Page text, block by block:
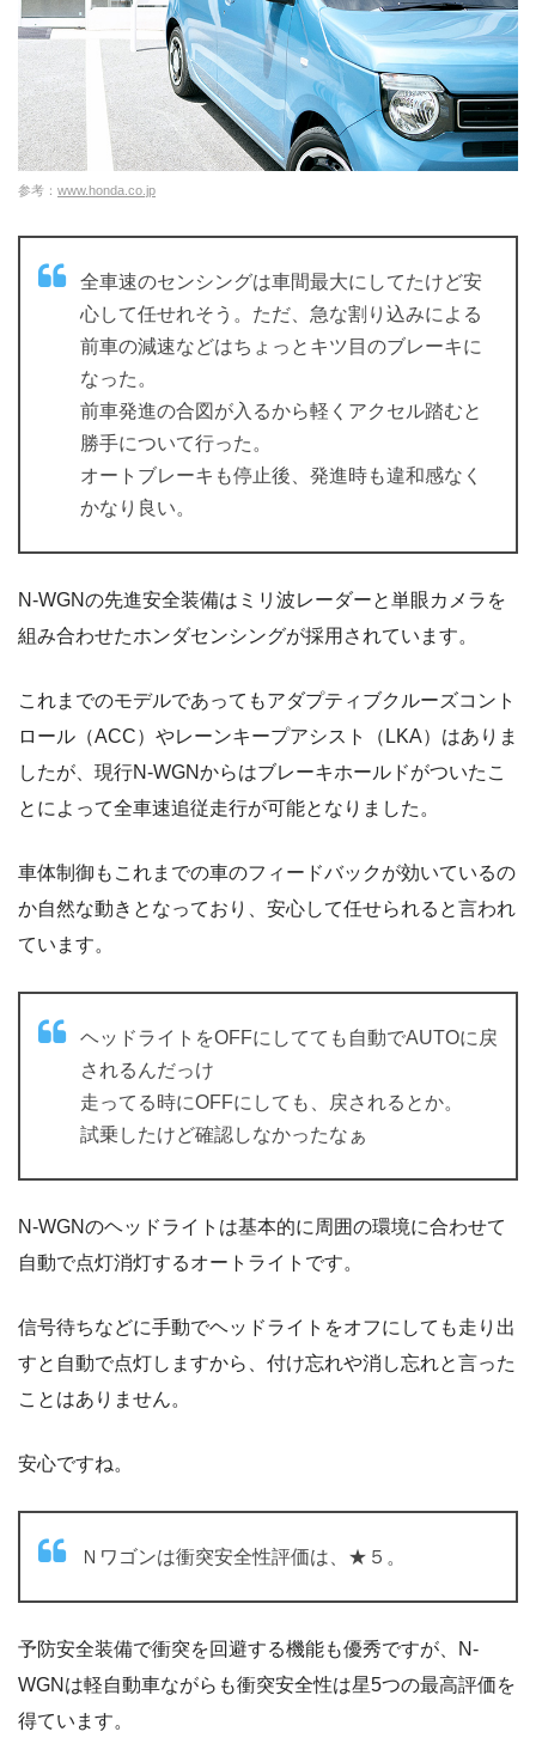
参考： www.honda.co.jp
全車速のセンシングは車間最大にしてたけど安
心して任せれそう。ただ、急な割り込みによる
前車の減速などはちょっとキツ目のブレーキに
なった。
前車発進の合図が入るから軽くアクセル踏むと
勝手について行った。
オートブレーキも停止後、発進時も違和感なく
かなり良い。
N-WGNの先進安全装備はミリ波レーダーと単眼カメラを
組み合わせたホンダセンシングが採用されています。
これまでのモデルであってもアダプティブクルーズコント
ロール（ACC）やレーンキープアシスト（LKA）はありま
したが、現行N-WGNからはブレーキホールドがついたこ
とによって全車速追従走行が可能となりました。
車体制御もこれまでの車のフィードバックが効いているの
か自然な動きとなっており、安心して任せられると言われ
ています。
ヘッドライトをOFFにしてても自動でAUTOに戻
されるんだっけ
走ってる時にOFFにしても、戻されるとか。
試乗したけど確認しなかったなぁ
N-WGNのヘッドライトは基本的に周囲の環境に合わせて
自動で点灯消灯するオートライトです。
信号待ちなどに手動でヘッドライトをオフにしても走り出
すと自動で点灯しますから、付け忘れや消し忘れと言った
ことはありません。
安心ですね。
Ｎワゴンは衝突安全性評価は、★５。
予防安全装備で衝突を回避する機能も優秀ですが、N-
WGNは軽自動車ながらも衝突安全性は星5つの最高評価を
得ています。